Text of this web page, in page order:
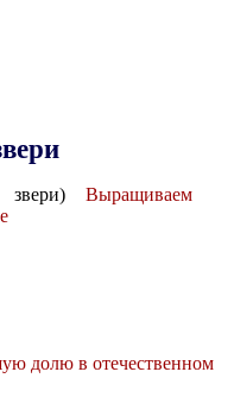
звери) Выращиваем
долю в отечественном